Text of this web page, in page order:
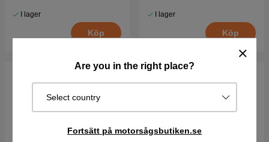
Are you in the right place?
Select country
Fortsätt på motorsågsbutiken.se
I lager
Köp
I lager
Köp